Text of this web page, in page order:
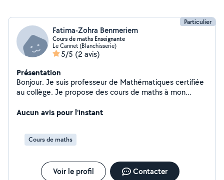
Particulier
Fatima-Zohra Benmeriem
Cours de maths Enseignante
Le Cannet (Blanchisserie)
5/5 (2 avis)
Présentation
Bonjour. Je suis professeur de Mathématiques certifiée
au collège. Je propose des cours de maths à mon
par semaine.
Aucun avis pour l'instant
Cours de maths
Voir le profil Contacter